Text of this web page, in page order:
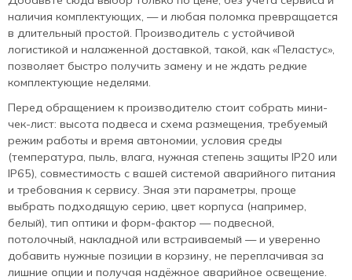
наличия комплектующих, — и любая поломка превращается
в длительный простой. Производитель с устойчивой
логистикой и налаженной доставкой, такой, как «Пеластус»,
позволяет быстро получить замену и не ждать редкие
комплектующие неделями.
Перед обращением к производителю стоит собрать мини-
чек-лист: высота подвеса и схема размещения, требуемый
режим работы и время автономии, условия среды
(температура, пыль, влага, нужная степень защиты IP20 или
IP65), совместимость с вашей системой аварийного питания
и требования к сервису. Зная эти параметры, проще
выбрать подходящую серию, цвет корпуса (например,
белый), тип оптики и форм-фактор — подвесной,
потолочный, накладной или встраиваемый — и уверенно
добавить нужные позиции в корзину, не переплачивая за
лишние опции и получая надёжное аварийное освещение.